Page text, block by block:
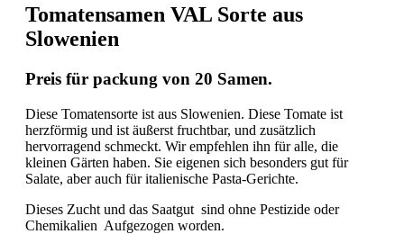
Tomatensamen VAL Sorte aus
Slowenien
Preis für packung von 20 Samen.
Diese Tomatensorte ist aus Slowenien. Diese Tomate ist
herzförmig und ist äußerst fruchtbar, und zusätzlich
hervorragend schmeckt. Wir empfehlen ihn für alle, die
kleinen Gärten haben. Sie eigenen sich besonders gut für
Salate, aber auch für italienische Pasta-Gerichte.
Dieses Zucht und das Saatgut sind ohne Pestizide oder
Chemikalien Aufgezogen worden.